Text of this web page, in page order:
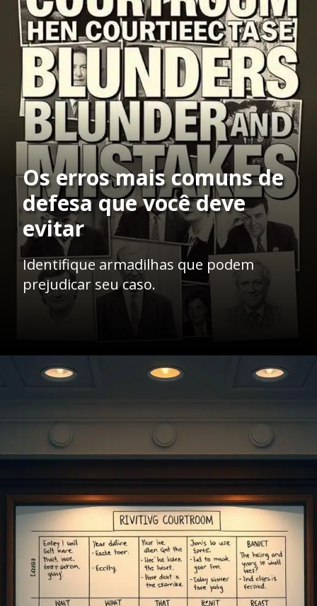
Os erros mais comuns de
defesa que você deve
evitar
Identifique armadilhas que podem
prejudicar seu caso.
Opening https://ademilsoncs.adv.br/